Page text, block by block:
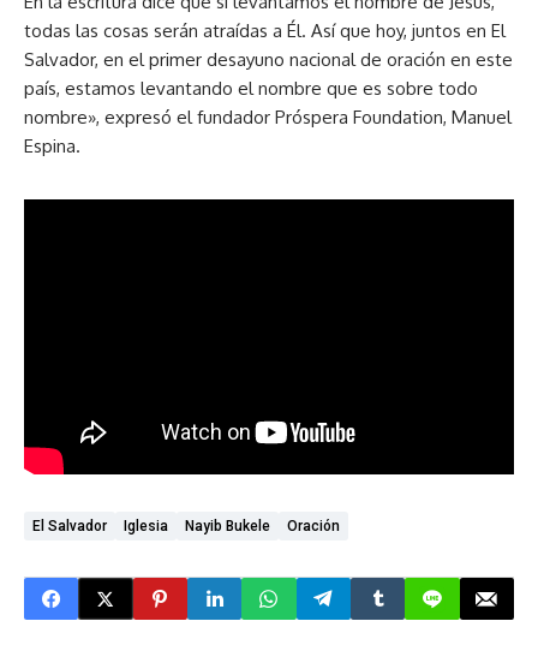
todas las cosas serán atraídas a Él. Así que hoy, juntos en El
Salvador, en el primer desayuno nacional de oración en este
país, estamos levantando el nombre que es sobre todo
nombre», expresó el fundador Próspera Foundation, Manuel
Espina.
El Salvador Iglesia Nayib Bukele Oración